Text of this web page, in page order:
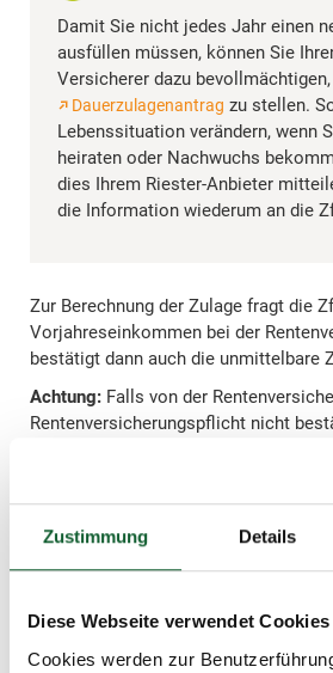
Zustimmung Details
Diese Webseite verwendet Cookies
Cookies werden zur
Damit Sie nicht jedes Jahr einen
ausfüllen müssen, können Sie
Versicherer dazu
Dauerzulagenantrag zu stellen.
Lebenssituation verändern, wenn
heiraten oder Nachwuchs
dies Ihrem Riester-Anbieter
die Information wiederum an die
Zur Berechnung der Zulage fragt die
Vorjahreseinkommen bei der
bestätigt dann auch die unmittelbare
Achtung: Falls von der
Rentenversicherungspflicht nicht
Datenübermittlung noch nicht
die ZfA eine schon gewährte Riester-
wird ein bereits erteilter
Zulagen enthält, noch mal geändert –